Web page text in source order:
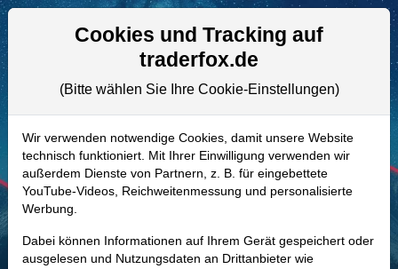
Aktien- und Artikelsuche
A1409D | HCW–Welltower OP
Aktie
Realtime-Aktienkurs:
- - -
-
Cookies und Tracking auf
traderfox.de
(Bitte wählen Sie Ihre Cookie-Einstellungen)
Wir verwenden notwendige Cookies, damit unsere Website
technisch funktioniert. Mit Ihrer Einwilligung verwenden wir
außerdem Dienste von Partnern, z. B. für eingebettete
YouTube-Videos, Reichweitenmessung und personalisierte
Werbung.
Dabei können Informationen auf Ihrem Gerät gespeichert oder
ausgelesen und Nutzungsdaten an Drittanbieter wie